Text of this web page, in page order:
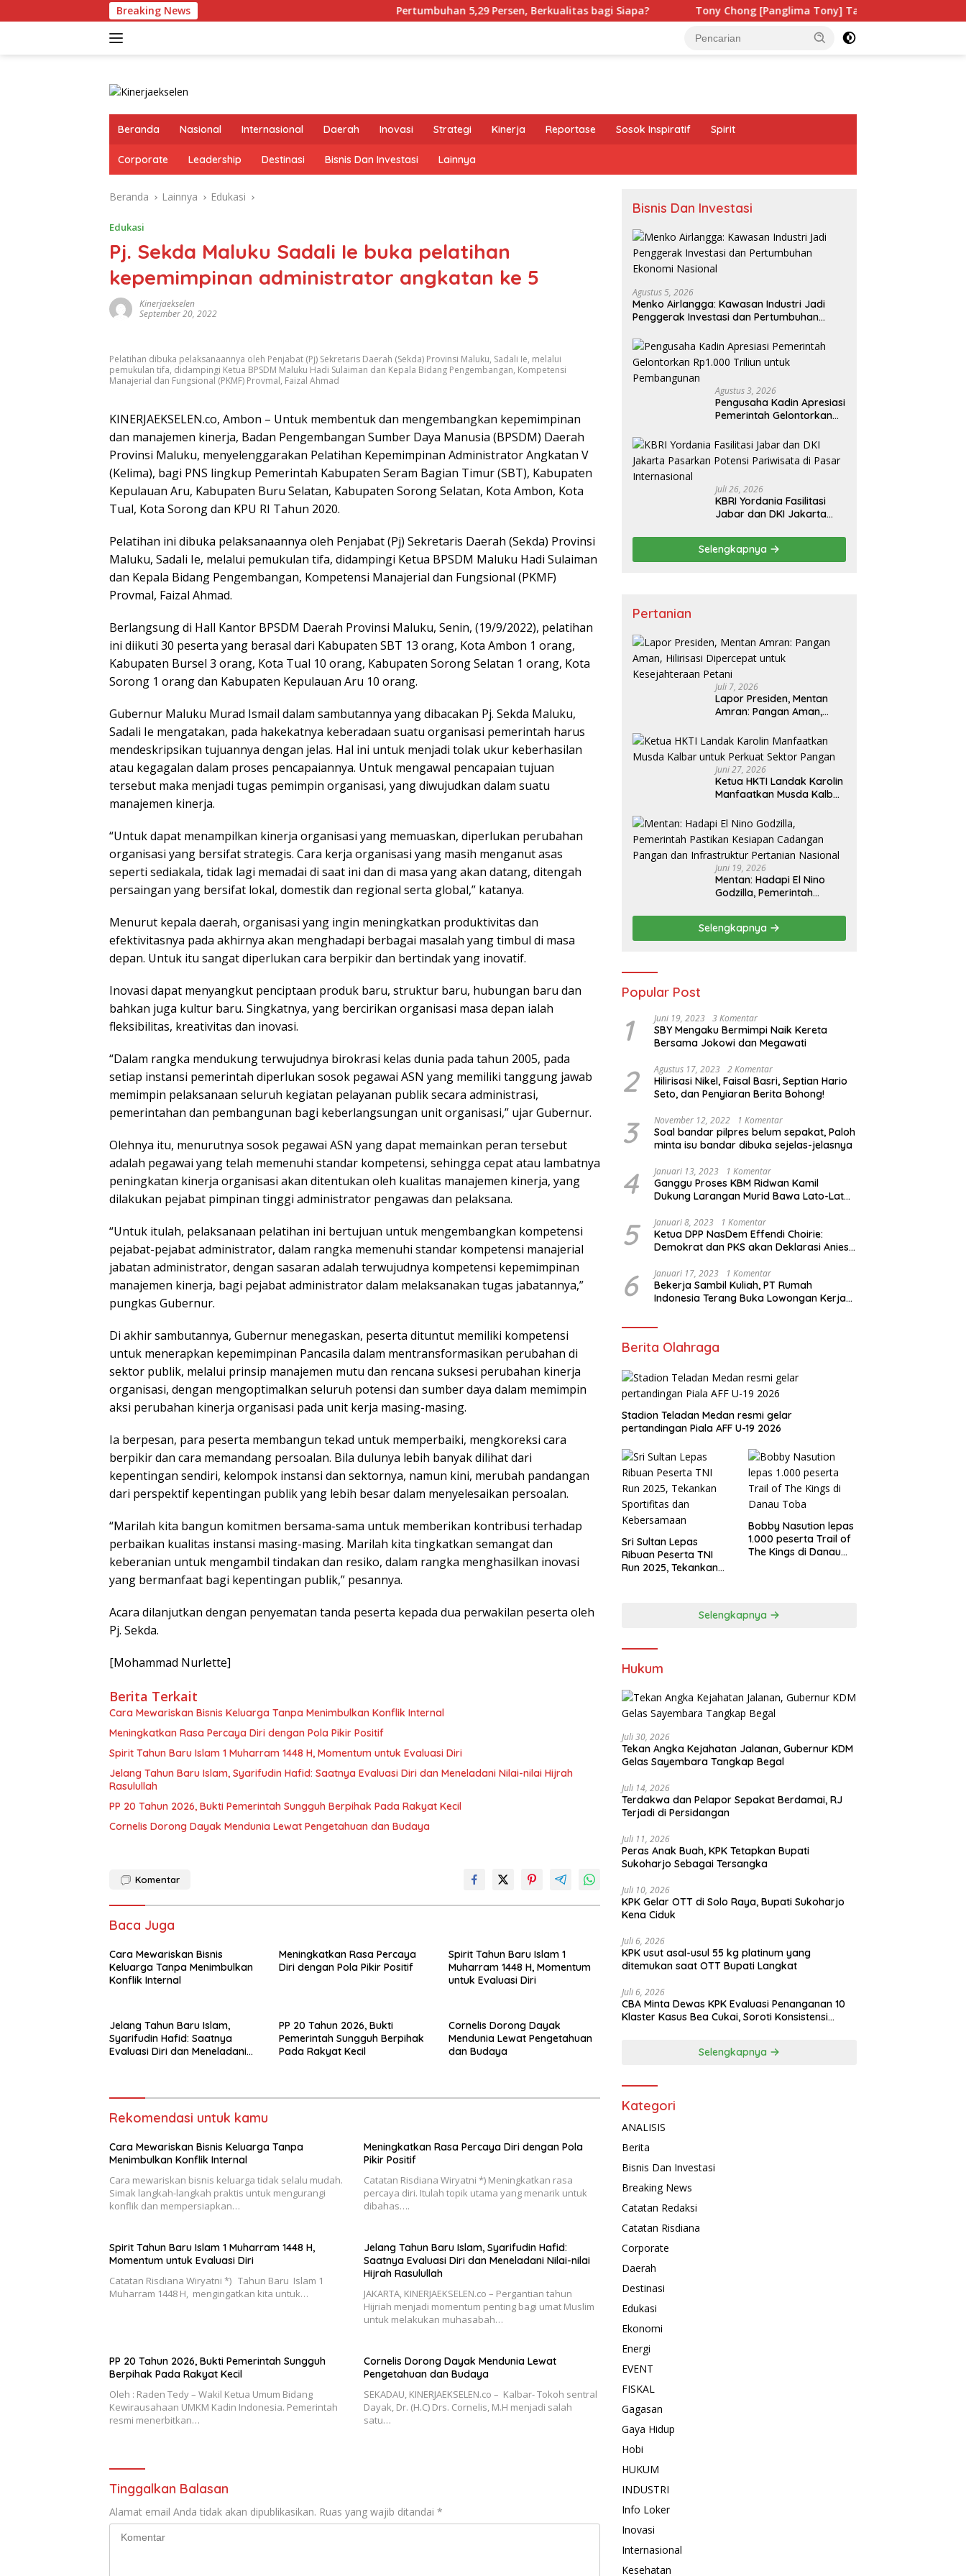
ke
Breaking News Pertumbuhan 5,29 Persen, Berkualitas bagi Siapa? Tony Chong [Panglima Tony] Tak Pernah Lelah Menjaga Eksistensi
Beranda Nasional Internasional Daerah Inovasi Strategi Kinerja Reportase Sosok Inspiratif Spirit
Corporate Leadership Destinasi Bisnis Dan Investasi Lainnya
Beranda Lainnya Edukasi
Edukasi
Pj. Sekda Maluku Sadali Ie buka pelatihan
kepemimpinan administrator angkatan ke 5
Kinerjaekselen
September 20, 2022
Pelatihan dibuka pelaksanaannya oleh Penjabat (Pj) Sekretaris Daerah (Sekda) Provinsi Maluku, Sadali Ie, melalui
pemukulan tifa, didampingi Ketua BPSDM Maluku Hadi Sulaiman dan Kepala Bidang Pengembangan, Kompetensi
Manajerial dan Fungsional (PKMF) Provmal, Faizal Ahmad
KINERJAEKSELEN.co, Ambon – Untuk membentuk dan mengembangkan kepemimpinan
dan manajemen kinerja, Badan Pengembangan Sumber Daya Manusia (BPSDM) Daerah
Provinsi Maluku, menyelenggarakan Pelatihan Kepemimpinan Administrator Angkatan V
(Kelima), bagi PNS lingkup Pemerintah Kabupaten Seram Bagian Timur (SBT), Kabupaten
Kepulauan Aru, Kabupaten Buru Selatan, Kabupaten Sorong Selatan, Kota Ambon, Kota
Tual, Kota Sorong dan KPU RI Tahun 2020.
Pelatihan ini dibuka pelaksanaannya oleh Penjabat (Pj) Sekretaris Daerah (Sekda) Provinsi
Maluku, Sadali Ie, melalui pemukulan tifa, didampingi Ketua BPSDM Maluku Hadi Sulaiman
dan Kepala Bidang Pengembangan, Kompetensi Manajerial dan Fungsional (PKMF)
Provmal, Faizal Ahmad.
Berlangsung di Hall Kantor BPSDM Daerah Provinsi Maluku, Senin, (19/9/2022), pelatihan
ini diikuti 30 peserta yang berasal dari Kabupaten SBT 13 orang, Kota Ambon 1 orang,
Kabupaten Bursel 3 orang, Kota Tual 10 orang, Kabupaten Sorong Selatan 1 orang, Kota
Sorong 1 orang dan Kabupaten Kepulauan Aru 10 orang.
Gubernur Maluku Murad Ismail dalam sambutannya yang dibacakan Pj. Sekda Maluku,
Sadali Ie mengatakan, pada hakekatnya keberadaan suatu organisasi pemerintah harus
mendeskripsikan tujuannya dengan jelas. Hal ini untuk menjadi tolak ukur keberhasilan
atau kegagalan dalam proses pencapaiannya. Untuk mengawal pencapaian tujuan
tersebut maka menjadi tugas pemimpin organisasi, yang diwujudkan dalam suatu
manajemen kinerja.
“Untuk dapat menampilkan kinerja organisasi yang memuaskan, diperlukan perubahan
organisasi yang bersifat strategis. Cara kerja organisasi yang masih menganut asas
seperti sediakala, tidak lagi memadai di saat ini dan di masa yang akan datang, ditengah
persaingan yang bersifat lokal, domestik dan regional serta global,” katanya.
Menurut kepala daerah, organisasi yang ingin meningkatkan produktivitas dan
efektivitasnya pada akhirnya akan menghadapi berbagai masalah yang timbul di masa
depan. Untuk itu sangat diperlukan cara berpikir dan bertindak yang inovatif.
Inovasi dapat menyangkut penciptaan produk baru, struktur baru, hubungan baru dan
bahkan juga kultur baru. Singkatnya, yang bercirikan organisasi masa depan ialah
fleksibilitas, kreativitas dan inovasi.
“Dalam rangka mendukung terwujudnya birokrasi kelas dunia pada tahun 2005, pada
setiap instansi pemerintah diperlukan sosok pegawai ASN yang memiliki tanggung jawab
memimpin pelaksanaan seluruh kegiatan pelayanan publik secara administrasi,
pemerintahan dan pembangunan bagi keberlangsungan unit organisasi,” ujar Gubernur.
Olehnya itu, menurutnya sosok pegawai ASN yang dapat memainkan peran tersebut
adalah pegawai yang telah memenuhi standar kompetensi, sehingga cepat atau lambatnya
peningkatan kinerja organisasi akan ditentukan oleh kualitas manajemen kinerja, yang
dilakukan pejabat pimpinan tinggi administrator pengawas dan pelaksana.
“Untuk itulah, pelaksanaan pelatihan ini bertujuan untuk mengembangkan kompetensi
pejabat-pejabat administrator, dalam rangka memenuhi standar kompetensi manajerial
jabatan administrator, dengan sasaran adalah terwujudnya kompetensi kepemimpinan
manajemen kinerja, bagi pejabat administrator dalam melaksanakan tugas jabatannya,”
pungkas Gubernur.
Di akhir sambutannya, Gubernur menegaskan, peserta dituntut memiliki kompetensi
untuk menerapkan kepemimpinan Pancasila dalam mentransformasikan perubahan di
sektor publik, melalui prinsip manajemen mutu dan rencana suksesi perubahan kinerja
organisasi, dengan mengoptimalkan seluruh potensi dan sumber daya dalam memimpin
aksi perubahan kinerja organisasi pada unit kerja masing-masing.
Ia berpesan, para peserta membangun tekad untuk memperbaiki, mengkoreksi cara
berpikir dan cara memandang persoalan. Bila dulunya lebih banyak dilihat dari
kepentingan sendiri, kelompok instansi dan sektornya, namun kini, merubah pandangan
dari perspektif kepentingan publik yang lebih besar dalam menyelesaikan persoalan.
“Marilah kita bangun komitmen bersama-sama untuk memberikan kontribusi terhadap
perbaikan kualitas instansi masing-masing. Marilah kita tingkatkan semangat dan
keberanian untuk mengambil tindakan dan resiko, dalam rangka menghasilkan inovasi
yang bermanfaat bagi kepentingan publik,” pesannya.
Acara dilanjutkan dengan penyematan tanda peserta kepada dua perwakilan peserta oleh
Pj. Sekda.
[Mohammad Nurlette]
Berita Terkait
Cara Mewariskan Bisnis Keluarga Tanpa Menimbulkan Konflik Internal
Meningkatkan Rasa Percaya Diri dengan Pola Pikir Positif
Spirit Tahun Baru Islam 1 Muharram 1448 H, Momentum untuk Evaluasi Diri
Jelang Tahun Baru Islam, Syarifudin Hafid: Saatnya Evaluasi Diri dan Meneladani Nilai-nilai Hijrah
Rasulullah
PP 20 Tahun 2026, Bukti Pemerintah Sungguh Berpihak Pada Rakyat Kecil
Cornelis Dorong Dayak Mendunia Lewat Pengetahuan dan Budaya
Komentar
Baca Juga
Cara Mewariskan Bisnis
Keluarga Tanpa Menimbulkan
Konflik Internal
Meningkatkan Rasa Percaya
Diri dengan Pola Pikir Positif
Spirit Tahun Baru Islam 1
Muharram 1448 H, Momentum
untuk Evaluasi Diri
Jelang Tahun Baru Islam,
Syarifudin Hafid: Saatnya
Evaluasi Diri dan Meneladani
PP 20 Tahun 2026, Bukti
Pemerintah Sungguh Berpihak
Pada Rakyat Kecil
Cornelis Dorong Dayak
Mendunia Lewat Pengetahuan
dan Budaya
Rekomendasi untuk kamu
Cara Mewariskan Bisnis Keluarga Tanpa
Menimbulkan Konflik Internal
Cara mewariskan bisnis keluarga tidak selalu mudah.
Simak langkah-langkah praktis untuk mengurangi
konflik dan mempersiapkan…
Meningkatkan Rasa Percaya Diri dengan Pola
Pikir Positif
Catatan Risdiana Wiryatni *) Meningkatkan rasa
percaya diri. Itulah topik utama yang menarik untuk
dibahas….
Spirit Tahun Baru Islam 1 Muharram 1448 H,
Momentum untuk Evaluasi Diri
Catatan Risdiana Wiryatni *) Tahun Baru Islam 1
Muharram 1448 H, mengingatkan kita untuk…
Jelang Tahun Baru Islam, Syarifudin Hafid:
Saatnya Evaluasi Diri dan Meneladani Nilai-nilai
Hijrah Rasulullah
JAKARTA, KINERJAEKSELEN.co – Pergantian tahun
Hijriah menjadi momentum penting bagi umat Muslim
untuk melakukan muhasabah…
PP 20 Tahun 2026, Bukti Pemerintah Sungguh
Berpihak Pada Rakyat Kecil
Oleh : Raden Tedy – Wakil Ketua Umum Bidang
Kewirausahaan UMKM Kadin Indonesia. Pemerintah
resmi menerbitkan…
Cornelis Dorong Dayak Mendunia Lewat
Pengetahuan dan Budaya
SEKADAU, KINERJAEKSELEN.co – Kalbar- Tokoh sentral
Dayak, Dr. (H.C) Drs. Cornelis, M.H menjadi salah
satu…
Tinggalkan Balasan
Alamat email Anda tidak akan dipublikasikan. Ruas yang wajib ditandai *
Bisnis Dan Investasi
Agustus 5, 2026
Menko Airlangga: Kawasan Industri Jadi
Penggerak Investasi dan Pertumbuhan
Agustus 3, 2026
Pengusaha Kadin Apresiasi
Pemerintah Gelontorkan
Pembangunan
Juli 26, 2026
KBRI Yordania Fasilitasi
Jabar dan DKI Jakarta
Pariwisata di Pasar
Internasional
Selengkapnya
Pertanian
Juli 7, 2026
Lapor Presiden, Mentan
Amran: Pangan Aman,
Kesejahteraan Petani
Juni 27, 2026
Ketua HKTI Landak Karolin
Manfaatkan Musda Kalbar
Pangan
Juni 19, 2026
Mentan: Hadapi El Nino
Godzilla, Pemerintah
Cadangan Pangan dan
Infrastruktur Pertanian
Nasional
Selengkapnya
Popular Post
1 Juni 19, 2023 3 Komentar
SBY Mengaku Bermimpi Naik Kereta
Bersama Jokowi dan Megawati
2 Agustus 17, 2023 2 Komentar
Hilirisasi Nikel, Faisal Basri, Septian Hario
Seto, dan Penyiaran Berita Bohong!
3 November 12, 2022 1 Komentar
Soal bandar pilpres belum sepakat, Paloh
minta isu bandar dibuka sejelas-jelasnya
4 Januari 13, 2023 1 Komentar
Ganggu Proses KBM Ridwan Kamil
Dukung Larangan Murid Bawa Lato-Lato
5 Januari 8, 2023 1 Komentar
Ketua DPP NasDem Effendi Choirie:
Demokrat dan PKS akan Deklarasi Anies
6 Januari 17, 2023 1 Komentar
Bekerja Sambil Kuliah, PT Rumah
Indonesia Terang Buka Lowongan Kerja
Berita Olahraga
Stadion Teladan Medan resmi gelar
pertandingan Piala AFF U-19 2026
Sri Sultan Lepas
Ribuan Peserta TNI
Run 2025, Tekankan
Bobby Nasution lepas
1.000 peserta Trail of
The Kings di Danau
Selengkapnya
Hukum
Juli 30, 2026
Tekan Angka Kejahatan Jalanan, Gubernur KDM
Gelas Sayembara Tangkap Begal
Juli 14, 2026
Terdakwa dan Pelapor Sepakat Berdamai, RJ
Terjadi di Persidangan
Juli 11, 2026
Peras Anak Buah, KPK Tetapkan Bupati
Sukoharjo Sebagai Tersangka
Juli 10, 2026
KPK Gelar OTT di Solo Raya, Bupati Sukoharjo
Kena Ciduk
Juli 6, 2026
KPK usut asal-usul 55 kg platinum yang
ditemukan saat OTT Bupati Langkat
Juli 6, 2026
CBA Minta Dewas KPK Evaluasi Penanganan 10
Klaster Kasus Bea Cukai, Soroti Konsistensi
Selengkapnya
Kategori
ANALISIS
Berita
Bisnis Dan Investasi
Breaking News
Catatan Redaksi
Catatan Risdiana
Corporate
Daerah
Destinasi
Edukasi
Ekonomi
Energi
EVENT
FISKAL
Gagasan
Gaya Hidup
Hobi
HUKUM
INDUSTRI
Info Loker
Inovasi
Internasional
Kesehatan